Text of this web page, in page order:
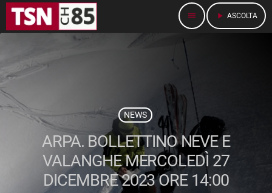
menu play_arrow ASCOLTA
NEWS
ARPA. BOLLETTINO NEVE E
VALANGHE MERCOLEDÌ 27
DICEMBRE 2023 ORE 14:00